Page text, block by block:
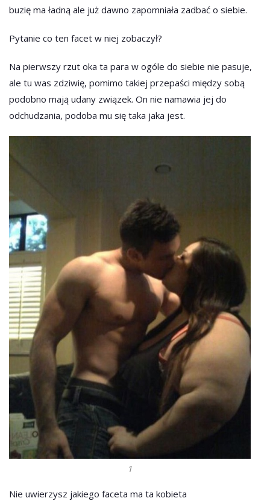
buzię ma ładną ale już dawno zapomniała zadbać o siebie.
Pytanie co ten facet w niej zobaczył?
Na pierwszy rzut oka ta para w ogóle do siebie nie pasuje,
ale tu was zdziwię, pomimo takiej przepaści między sobą
podobno mają udany związek. On nie namawia jej do
odchudzania, podoba mu się taka jaka jest.
1
Nie uwierzysz jakiego faceta ma ta kobieta